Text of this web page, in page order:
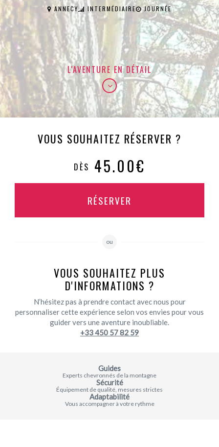
ANNECY INTERMÉDIAIRE JOURNÉE
L'AVENTURE EN DÉTAIL
VOUS SOUHAITEZ RÉSERVER ?
DÈS 45.00€
RÉSERVER
ou
VOUS SOUHAITEZ PLUS
D'INFORMATIONS ?
N’hésitez pas à prendre contact avec nous pour
personnaliser cette expérience selon vos envies pour vous
guider vers une aventure inoubliable.
+33 450 57 82 59
Guides
Experts chevronnés de la montagne
Sécurité
Équipement de qualité, mesures strictes
Adaptabilité
Vous accompagner à votre rythme